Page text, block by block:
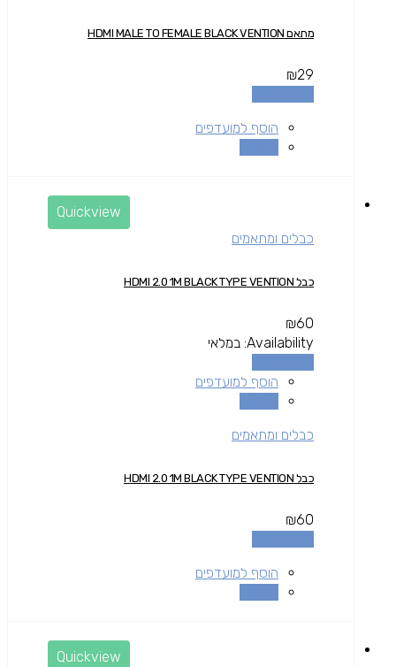
מתאם HDMI MALE TO FEMALE BLACK VENTION
₪29
הוסף למועדפים
Quickview
כבלים ומתאמים
כבל HDMI 2.0 1M BLACK TYPE VENTION
₪60
Availability: במלאי
הוסף למועדפים
כבלים ומתאמים
כבל HDMI 2.0 1M BLACK TYPE VENTION
₪60
הוסף למועדפים
Quickview